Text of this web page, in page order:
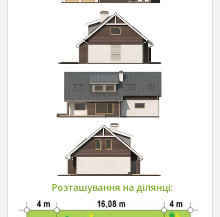
Розташування на ділянці: